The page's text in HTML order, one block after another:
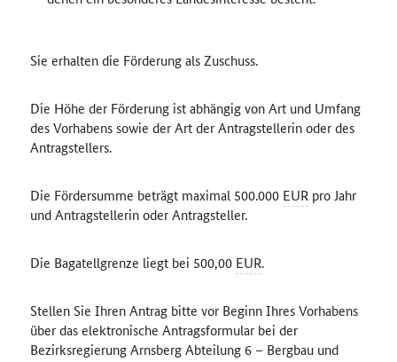
Sie erhalten die Förderung als Zuschuss.
Die Höhe der Förderung ist abhängig von Art und Umfang
des Vorhabens sowie der Art der Antragstellerin oder des
Antragstellers.
Die Fördersumme beträgt maximal 500.000 EURpro Jahr
und Antragstellerin oder Antragsteller.
Die Bagatellgrenze liegt bei 500,00 EUR.
Stellen Sie Ihren Antrag bitte vor Beginn Ihres Vorhabens
über das elektronische Antragsformular bei der
Bezirksregierung Arnsberg Abteilung 6 – Bergbau und